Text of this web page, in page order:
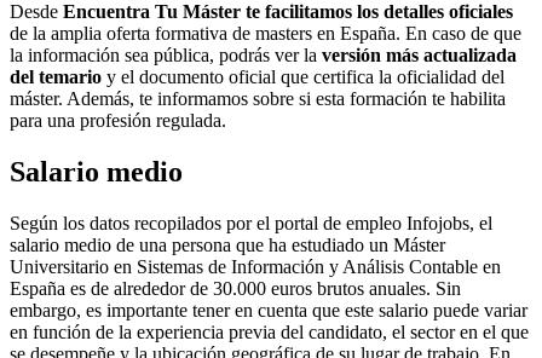
Desde Encuentra Tu Máster te facilitamos los detalles oficiales
de la amplia oferta formativa de masters en España. En caso de que
la información sea pública, podrás ver la versión más actualizada
del temario y el documento oficial que certifica la oficialidad del
máster. Además, te informamos sobre si esta formación te habilita
para una profesión regulada.
Salario medio
Según los datos recopilados por el portal de empleo Infojobs, el
salario medio de una persona que ha estudiado un Máster
Universitario en Sistemas de Información y Análisis Contable en
España es de alrededor de 30.000 euros brutos anuales. Sin
embargo, es importante tener en cuenta que este salario puede variar
en función de la experiencia previa del candidato, el sector en el que